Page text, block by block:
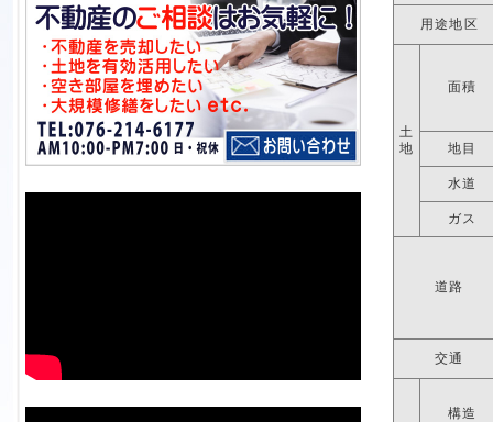
用途地区
土
地
面積
地目
水道
ガス
道路
交通
構造